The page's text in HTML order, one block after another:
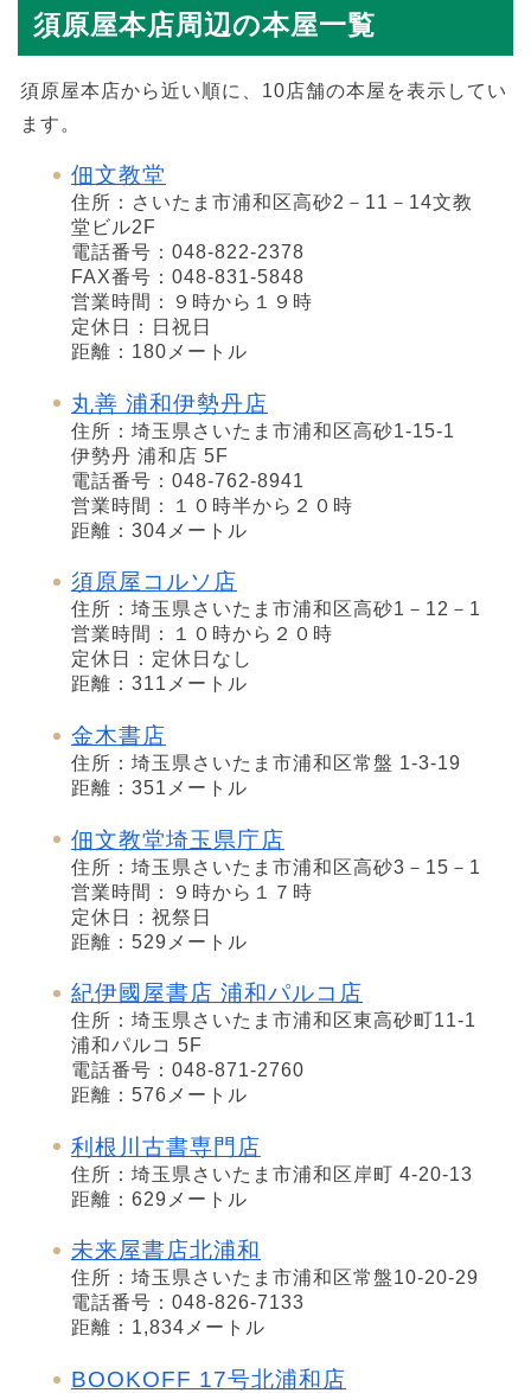
須原屋本店周辺の本屋一覧
須原屋本店から近い順に、10店舗の本屋を表示してい
ます。
佃文教堂
住所：さいたま市浦和区高砂2－11－14文教
堂ビル2F
電話番号：048-822-2378
FAX番号：048-831-5848
営業時間：９時から１９時
定休日：日祝日
距離：180メートル
丸善 浦和伊勢丹店
住所：埼玉県さいたま市浦和区高砂1-15-1
伊勢丹 浦和店 5F
電話番号：048-762-8941
営業時間：１０時半から２０時
距離：304メートル
須原屋コルソ店
住所：埼玉県さいたま市浦和区高砂1－12－1
営業時間：１０時から２０時
定休日：定休日なし
距離：311メートル
金木書店
住所：埼玉県さいたま市浦和区常盤 1-3-19
距離：351メートル
佃文教堂埼玉県庁店
住所：埼玉県さいたま市浦和区高砂3－15－1
営業時間：９時から１７時
定休日：祝祭日
距離：529メートル
紀伊國屋書店 浦和パルコ店
住所：埼玉県さいたま市浦和区東高砂町11-1
浦和パルコ 5F
電話番号：048-871-2760
距離：576メートル
利根川古書専門店
住所：埼玉県さいたま市浦和区岸町 4-20-13
距離：629メートル
未来屋書店北浦和
住所：埼玉県さいたま市浦和区常盤10-20-29
電話番号：048-826-7133
距離：1,834メートル
BOOKOFF 17号北浦和店